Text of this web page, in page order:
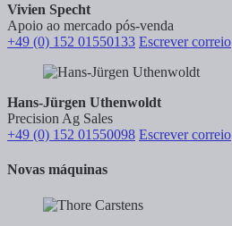
Vivien Specht
Apoio ao mercado pós-venda
+49 (0) 152 01550133 Escrever correio
Hans-Jürgen Uthenwoldt
Precision Ag Sales
+49 (0) 152 01550098 Escrever correio
Novas máquinas